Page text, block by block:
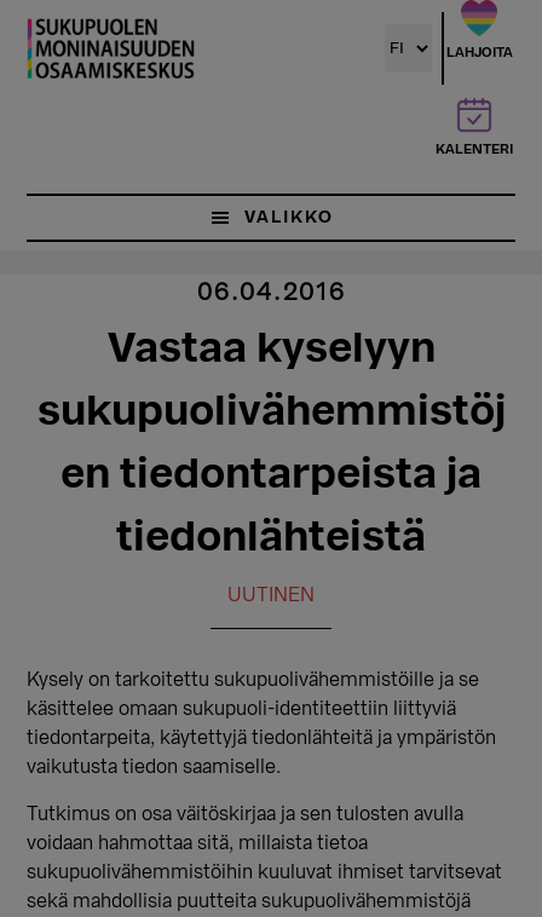
Hyppää
pääsisältöön
LAHJOITA
KALENTERI
VALIKKO
06.04.2016
Vastaa kyselyyn
sukupuolivähemmistöj
en tiedontarpeista ja
tiedonlähteistä
UUTINEN
Kysely on tarkoitettu sukupuolivähemmistöille ja se
käsittelee omaan sukupuoli-identiteettiin liittyviä
tiedontarpeita, käytettyjä tiedonlähteitä ja ympäristön
vaikutusta tiedon saamiselle.
Tutkimus on osa väitöskirjaa ja sen tulosten avulla
voidaan hahmottaa sitä, millaista tietoa
sukupuolivähemmistöihin kuuluvat ihmiset tarvitsevat
sekä mahdollisia puutteita sukupuolivähemmistöjä